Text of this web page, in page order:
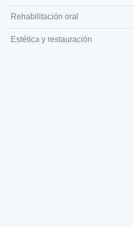
Rehabilitación oral
Estética y restauración